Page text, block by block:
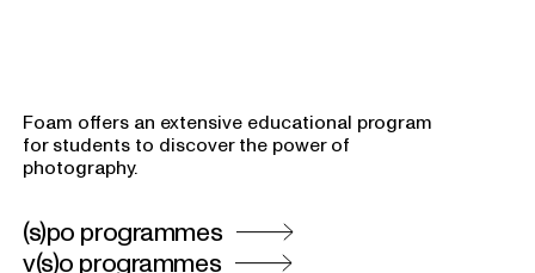
Foam offers an extensive educational program
for students to discover the power of
photography.
(s)po programmes
v(s)o programmes